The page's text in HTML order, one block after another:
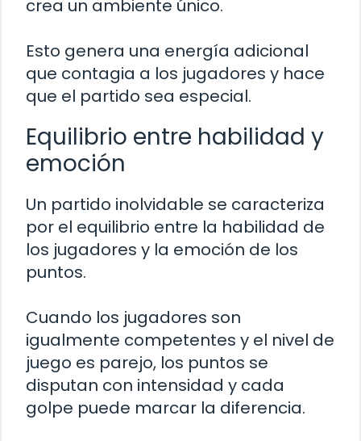
crea un ambiente único.
Esto genera una energía adicional
que contagia a los jugadores y hace
que el partido sea especial.
Equilibrio entre habilidad y
emoción
Un partido inolvidable se caracteriza
por el equilibrio entre la habilidad de
los jugadores y la emoción de los
puntos.
Cuando los jugadores son
igualmente competentes y el nivel de
juego es parejo, los puntos se
disputan con intensidad y cada
golpe puede marcar la diferencia.